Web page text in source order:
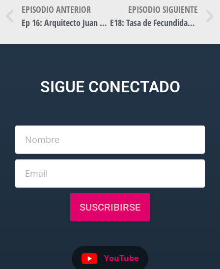
EPISODIO ANTERIOR
Ep 16: Arquitecto Juan Boyardi : Revisión urbana – Cambio climático – Soluciones a futuro.
EPISODIO SIGUIENTE
E18: Tasa de Fecundidad por edad | María Sol González – Esp. en Economía Social.
SIGUE CONECTADO
SUSCRIBIRSE
YouTube